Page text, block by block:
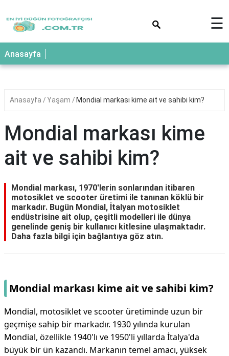
☰
Anasayfa
Anasayfa Yaşam Mondial markası kime ait ve sahibi kim?
Mondial markası kime
ait ve sahibi kim?
Mondial markası, 1970'lerin sonlarından itibaren
motosiklet ve scooter üretimi ile tanınan köklü bir
markadır. Bugün Mondial, İtalyan motosiklet
endüstrisine ait olup, çeşitli modelleri ile dünya
genelinde geniş bir kullanıcı kitlesine ulaşmaktadır.
Daha fazla bilgi için bağlantıya göz atın.
Mondial markası kime ait ve sahibi kim?
Mondial, motosiklet ve scooter üretiminde uzun bir
geçmişe sahip bir markadır. 1930 yılında kurulan
Mondial, özellikle 1940'lı ve 1950'li yıllarda İtalya'da
büyük bir ün kazandı. Markanın temel amacı, yüksek